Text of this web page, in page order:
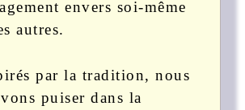
envers soi-même
autres.
par la tradition, nous
puiser dans la